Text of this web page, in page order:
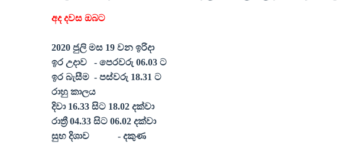
අද දවස ඔබට
2020 ජුලි මස 19 වන ඉරිදා
ඉර උදාව
- පෙරවරු 06.03 ට
ඉර බැසීම - පස්වරු 18.31 ට
රාහු කාලය
දිවා 16.33 සිට 18.02 දක්වා
රාත්‍රී 04.33 සිට 06.02 දක්වා
සුභ දිශාව
- දකුණ